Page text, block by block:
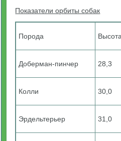
Показатели орбиты собак
Порода Высота
Доберман-пинчер 28,3
Колли 30,0
Эрдельтерьер 31,0